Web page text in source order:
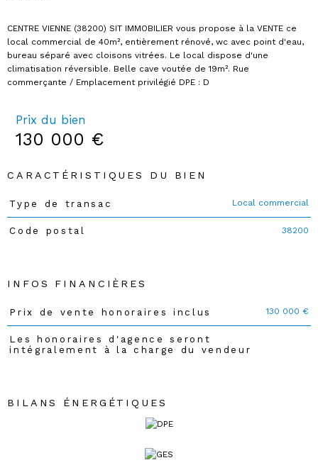
CENTRE VIENNE (38200) SIT IMMOBILIER vous propose à la VENTE ce
local commercial de 40m², entièrement rénové, wc avec point d'eau,
bureau séparé avec cloisons vitrées. Le local dispose d'une
climatisation réversible. Belle cave voutée de 19m². Rue
Prix du bien
130 000 €
CARACTÉRISTIQUES DU BIEN
Caractéristiques Valeurs
Type de transac Local commercial
Code postal 38200
INFOS FINANCIÈRES
Caractéristiques Valeurs
Prix de vente honoraires inclus 130 000 €
Les honoraires d'agence seront
intégralement à la charge du vendeur
BILANS ÉNERGÉTIQUES